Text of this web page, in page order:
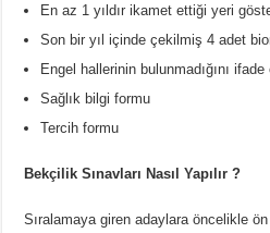
En az 1 yıldır ikamet ettiği yeri
Son bir yıl içinde çekilmiş 4 adet
Engel hallerinin bulunmadığını
Sağlık bilgi formu
Tercih formu
Bekçilik Sınavları Nasıl Yapılır ?
Sıralamaya giren adaylara öncelikle